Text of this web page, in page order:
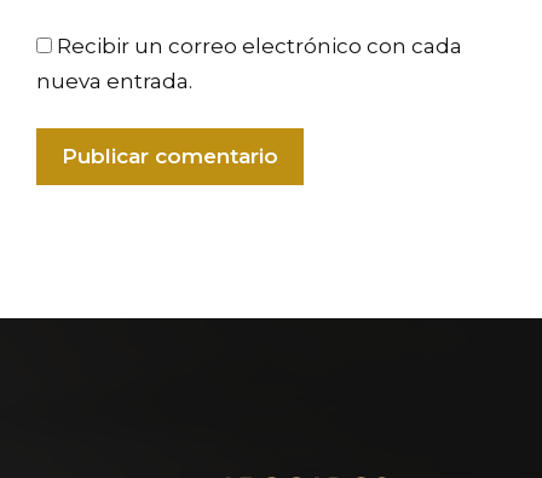
Recibir un correo electrónico con cada
nueva entrada.